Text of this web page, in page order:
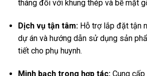
tháng đối với khung thép và bề mặt
Dịch vụ tận tâm:Hỗ trợ lắp đặt tận
dự án và hướng dẫn sử dụng sản
tiết cho phụ huynh.
Minh bạch trong hợp tác:Cung